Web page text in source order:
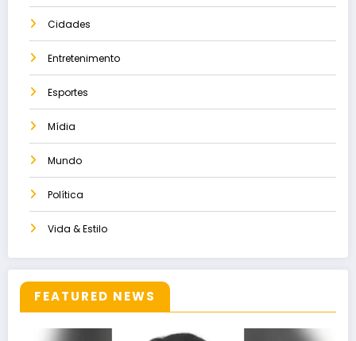
Cidades
Entretenimento
Esportes
Mídia
Mundo
Política
Vida & Estilo
FEATURED NEWS